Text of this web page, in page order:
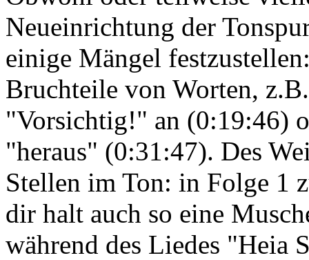
Neueinrichtung der
einige Mängel
Bruchteile von Worten,
"Vorsichtig!" an (0:19:46)
"heraus" (0:31:47). Des
Stellen im Ton: in Folge 1
dir halt auch so eine
während des Liedes "Heia